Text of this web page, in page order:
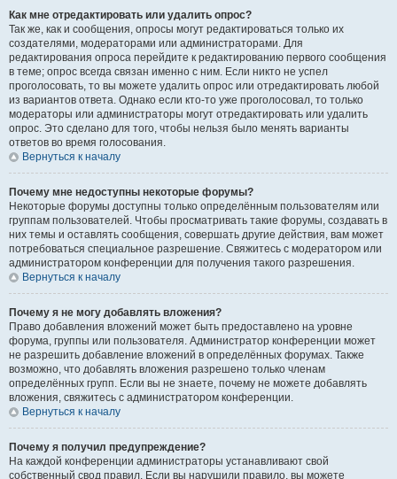
Как мне отредактировать или удалить опрос?
Так же, как и сообщения, опросы могут редактироваться только их
создателями, модераторами или администраторами. Для
редактирования опроса перейдите к редактированию первого сообщения
в теме; опрос всегда связан именно с ним. Если никто не успел
проголосовать, то вы можете удалить опрос или отредактировать любой
из вариантов ответа. Однако если кто-то уже проголосовал, то только
модераторы или администраторы могут отредактировать или удалить
опрос. Это сделано для того, чтобы нельзя было менять варианты
ответов во время голосования.
Вернуться к началу
Почему мне недоступны некоторые форумы?
Некоторые форумы доступны только определённым пользователям или
группам пользователей. Чтобы просматривать такие форумы, создавать в
них темы и оставлять сообщения, совершать другие действия, вам может
потребоваться специальное разрешение. Свяжитесь с модератором или
администратором конференции для получения такого разрешения.
Вернуться к началу
Почему я не могу добавлять вложения?
Право добавления вложений может быть предоставлено на уровне
форума, группы или пользователя. Администратор конференции может
не разрешить добавление вложений в определённых форумах. Также
возможно, что добавлять вложения разрешено только членам
определённых групп. Если вы не знаете, почему не можете добавлять
вложения, свяжитесь с администратором конференции.
Вернуться к началу
Почему я получил предупреждение?
На каждой конференции администраторы устанавливают свой
собственный свод правил. Если вы нарушили правило, вы можете